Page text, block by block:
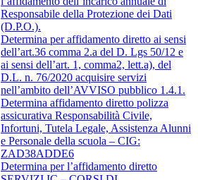
Responsabile della Protezione dei Dati
(D.P.O.).
Determina per affidamento diretto ai sensi
dell’art.36 comma 2.a del D. Lgs 50/12 e
ai sensi dell’art. 1, comma2, lett.a), del
D.L. n. 76/2020 acquisire servizi
nell’ambito dell’AVVISO pubblico 1.4.1.
Determina affidamento diretto polizza
assicurativa Responsabilità Civile,
Infortuni, Tutela Legale, Assistenza Alunni
e Personale della scuola – CIG:
ZAD38ADDE6
Determina per l’affidamento diretto